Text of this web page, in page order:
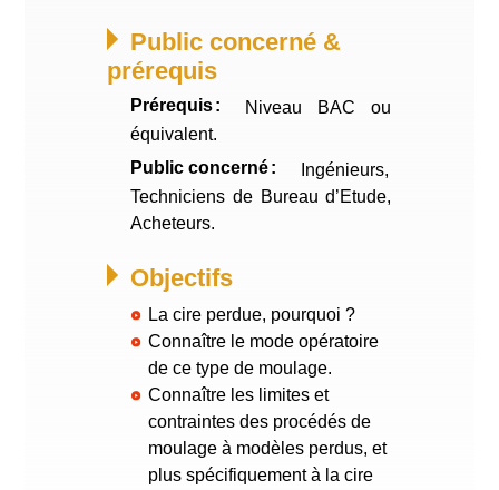
Public concerné &
prérequis
Prérequis
Niveau BAC ou
équivalent.
Public concerné
Ingénieurs,
Techniciens de Bureau d’Etude,
Acheteurs.
Objectifs
La cire perdue, pourquoi ?
Connaître le mode opératoire
de ce type de moulage.
Connaître les limites et
contraintes des procédés de
moulage à modèles perdus, et
plus spécifiquement à la cire